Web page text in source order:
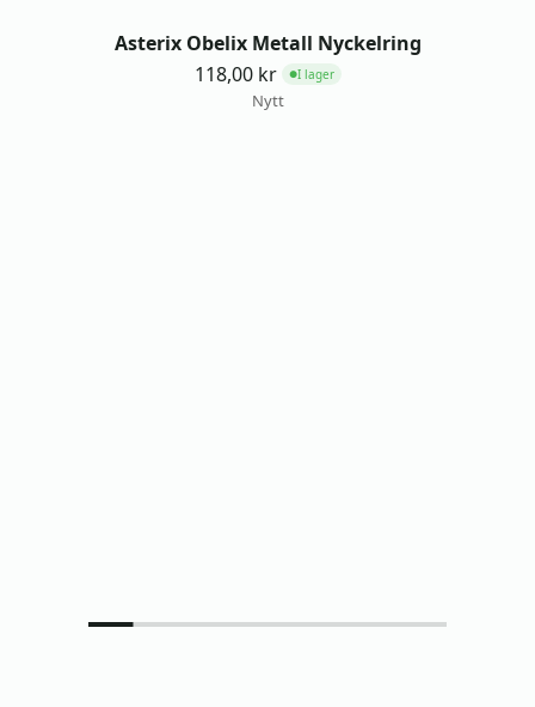
Asterix Obelix Metall Nyckelring
118,00 kr ●I lager
Nytt